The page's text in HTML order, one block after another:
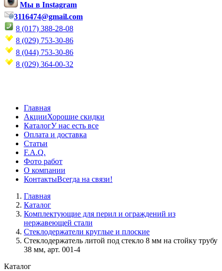
Мы в Instagram
3116474@gmail.com
8 (017) 388-28-08
8 (029) 753-30-86
8 (044) 753-30-86
8 (029) 364-00-32
Главная
АкцииХорошие скидки
КаталогУ нас есть все
Оплата и доставка
Статьи
F.A.Q.
Фото работ
О компании
КонтактыВсегда на связи!
Главная
Каталог
Комплектующие для перил и ограждений из
нержавеющей стали
Стеклодержатели круглые и плоские
Стеклодержатель литой под стекло 8 мм на стойку трубу
38 мм, арт. 001-4
Каталог